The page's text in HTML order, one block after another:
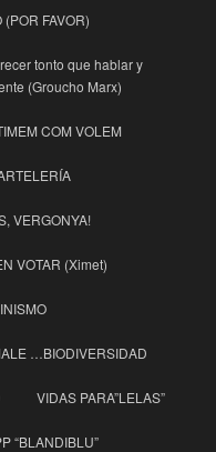
FAVOR)
tonto que hablar y
(Groucho Marx)
COM VOLEM
VERGONYA!
VOTAR (Ximet)
…BIODIVERSIDAD
VIDAS PARA”LELAS”
“BLANDIBLU”